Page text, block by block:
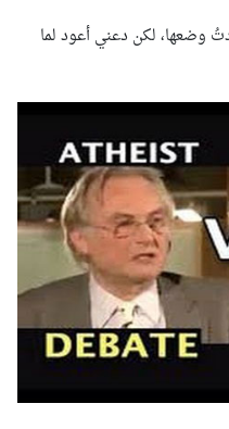
وضعها، لكن دعني أعود لما